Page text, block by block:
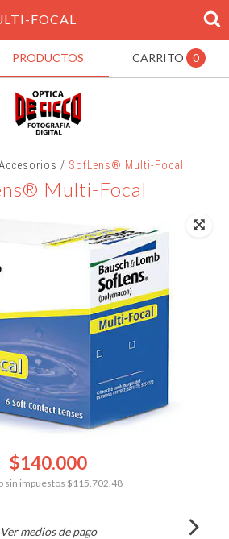
FOCAL
PRODUCTOS CARRITO 0
Accesorios / SofLens® Multi-Focal
Multi-Focal
$140.000
sin impuestos $115.702,48
Ver medios de pago